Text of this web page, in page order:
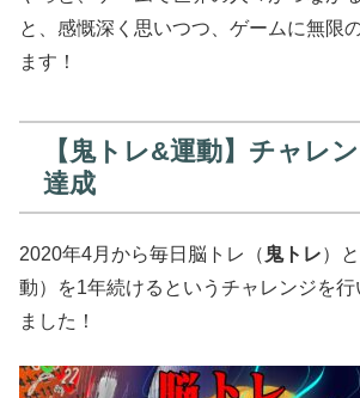
と、感慨深く思いつつ、ゲームに無限
ます！
【鬼トレ&運動】チャレ
達成
2020年4月から毎日脳トレ（ 鬼トレ）
動）を1年続けるというチャレンジを
ました！